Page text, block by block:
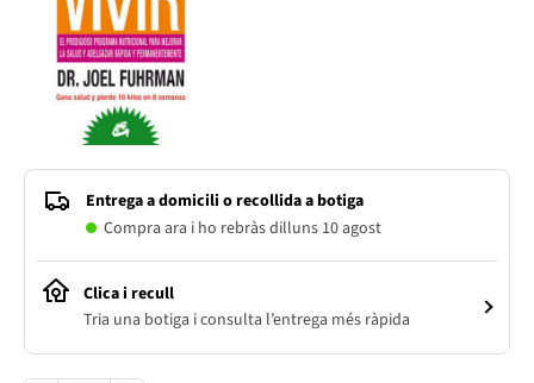
Entrega a domicili o recollida a botiga
Compra ara i ho rebràs dilluns 10 agost
Clica i recull
Tria una botiga i consulta l’entrega més ràpida